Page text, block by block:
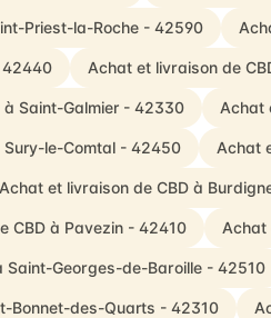
Priest-la-Roche - 42590
42440 Achat et livraison de
Saint-Galmier - 42330 Achat
Sury-le-Comtal - 42450 Achat
Achat et livraison de CBD à
CBD à Pavezin - 42410 Achat
Saint-Georges-de-Baroille - 42510
Bonnet-des-Quarts - 42310